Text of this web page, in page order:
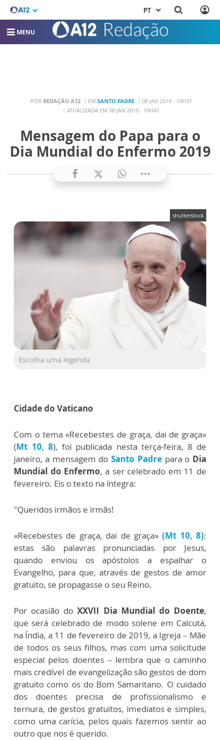
PT
MENU
POR REDAÇÃO A12 EM SANTO PADRE
08 JAN 2019 - 10H37
ATUALIZADA EM 08 JAN 2019 - 10H45
Mensagem do Papa para o
Dia Mundial do Enfermo 2019
shutterstock
Escolha uma legenda
Cidade do Vaticano
Com o tema «Recebestes de graça, dai de graça»
(Mt 10, 8), foi publicada nesta terça-feira, 8 de
janeiro, a mensagem do Santo Padrepara o Dia
Mundial do Enfermo, a ser celebrado em 11 de
fevereiro. Eis o texto na íntegra:
"Queridos irmãos e irmãs!
«Recebestes de graça, dai de graça»(Mt 10, 8):
estas são palavras pronunciadas por Jesus,
quando enviou os apóstolos a espalhar o
Evangelho, para que, através de gestos de amor
gratuito, se propagasse o seu Reino.
Por ocasião doXXVII Dia Mundial do Doente,
que será celebrado de modo solene em Calcutá,
na Índia, a 11 de fevereiro de 2019, a Igreja – Mãe
de todos os seus filhos, mas com uma solicitude
especial pelos doentes – lembra que o caminho
mais credível de evangelização são gestos de dom
gratuito como os do Bom Samaritano. O cuidado
dos doentes precisa de profissionalismo e
ternura, de gestos gratuitos, imediatos e simples,
como uma carícia, pelos quais fazemos sentir ao
outro que nos é querido.